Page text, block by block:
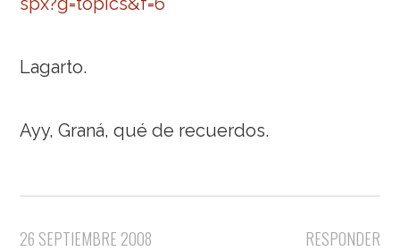
Lagarto.
Ayy, Graná, qué de recuerdos.
RESPONDER
26 SEPTIEMBRE 2008